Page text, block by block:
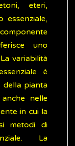
eteri,
essenziale,
uno
variabilità
è
della pianta
nelle
in cui la
metodi di
La